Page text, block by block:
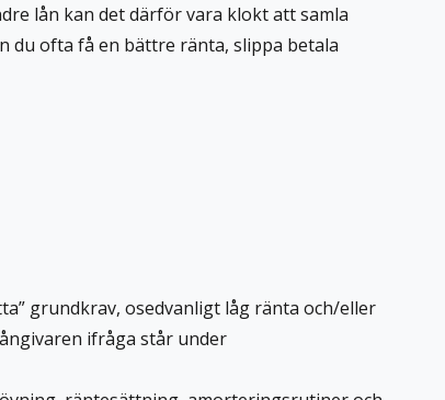
lån kan det därför vara klokt att samla
du ofta få en bättre ränta, slippa betala
grundkrav, osedvanligt låg ränta och/eller
ifråga står under